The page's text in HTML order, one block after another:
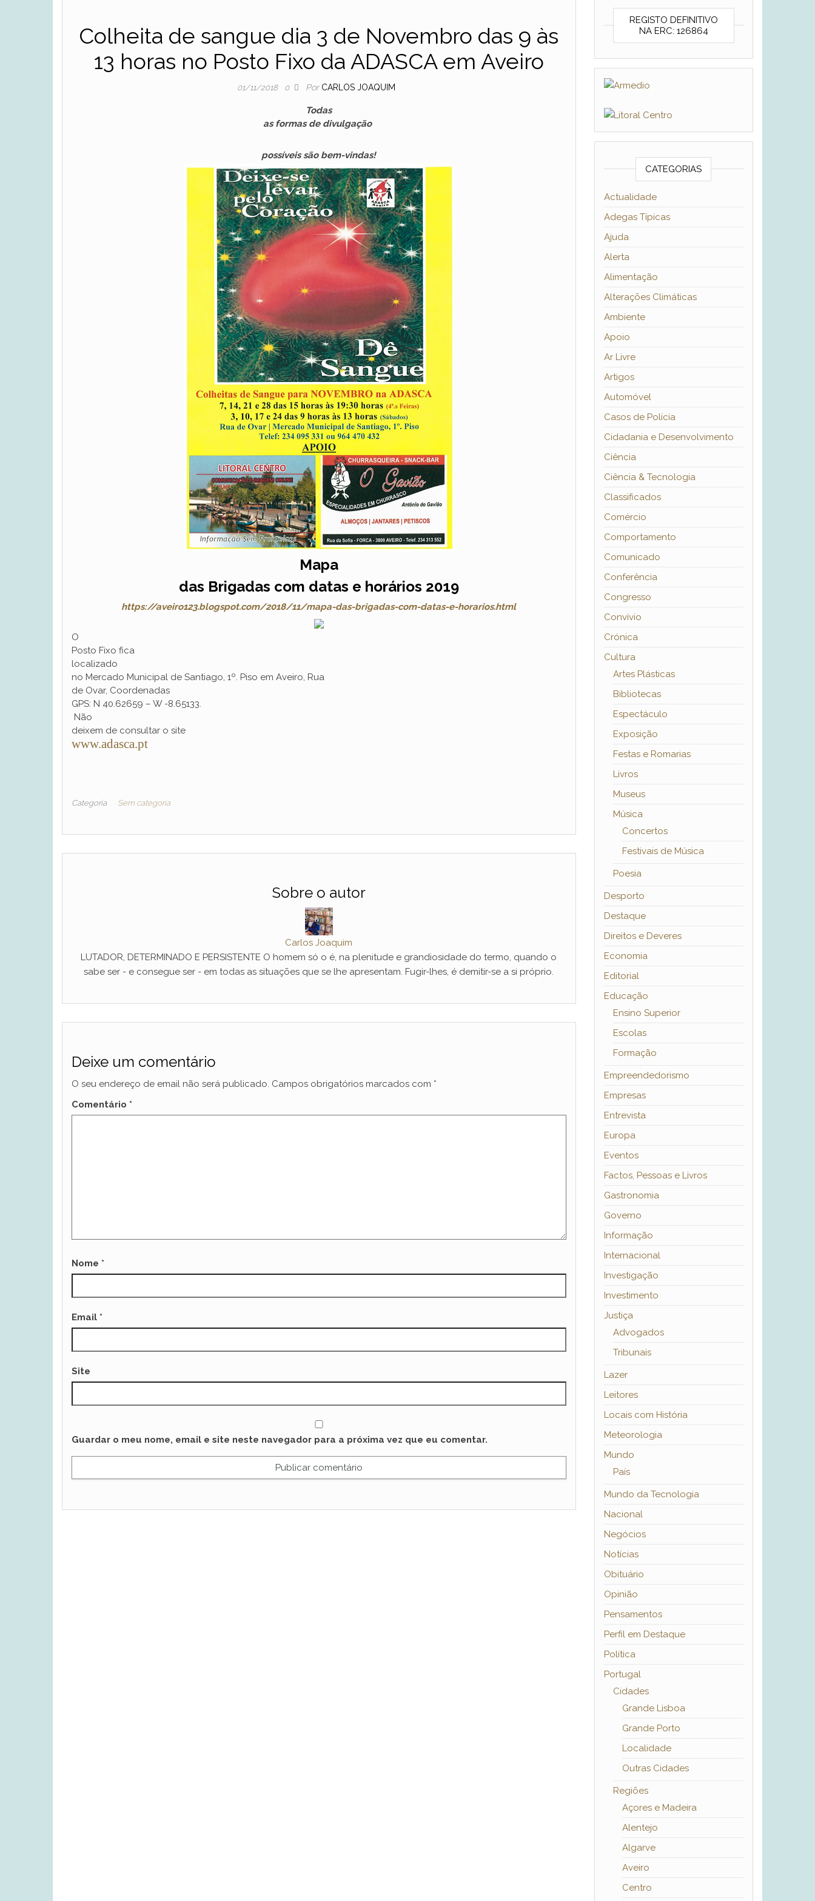
Colheita de sangue dia 3 de Novembro das 9 às
13 horas no Posto Fixo da ADASCA em Aveiro
01/11/2018 0 Por CARLOS JOAQUIM
Todas
as formas de divulgação
possíveis são bem-vindas!
Mapa
das Brigadas com datas e horários 2019
https://aveiro123.blogspot.com/2018/11/mapa-das-brigadas-com-datas-e-horarios.html
O
Posto Fixo fica
localizado
no Mercado Municipal de Santiago, 1º. Piso em Aveiro, Rua
de Ovar, Coordenadas
GPS: N 40.62659 – W -8.65133.
Não
deixem de consultar o site
www.adasca.pt
Categoria Sem categoria
Sobre o autor
Carlos Joaquim
LUTADOR, DETERMINADO E PERSISTENTE O homem só o é, na plenitude e grandiosidade do termo, quando o
sabe ser - e consegue ser - em todas as situações que se lhe apresentam. Fugir-lhes, é demitir-se a si próprio.
Deixe um comentário
O seu endereço de email não será publicado. Campos obrigatórios marcados com *
Comentário *
Nome *
Email *
Site
Guardar o meu nome, email e site neste navegador para a próxima vez que eu comentar.
REGISTO DEFINITIVO
NA ERC: 126864
CATEGORIAS
Actualidade
Adegas Típicas
Ajuda
Alerta
Alimentação
Alterações Climáticas
Ambiente
Apoio
Ar Livre
Artigos
Automóvel
Casos de Polícia
Cidadania e Desenvolvimento
Ciência
Ciência & Tecnologia
Classificados
Comércio
Comportamento
Comunicado
Conferência
Congresso
Convívio
Crónica
Cultura
Artes Plásticas
Bibliotecas
Espectáculo
Exposição
Festas e Romarias
Livros
Museus
Música
Concertos
Festivais de Música
Poesia
Desporto
Destaque
Direitos e Deveres
Economia
Editorial
Educação
Ensino Superior
Escolas
Formação
Empreendedorismo
Empresas
Entrevista
Europa
Eventos
Factos, Pessoas e Livros
Gastronomia
Governo
Informação
Internacional
Investigação
Investimento
Justiça
Advogados
Tribunais
Lazer
Leitores
Locais com História
Meteorologia
Mundo
País
Mundo da Tecnologia
Nacional
Negócios
Notícias
Obituário
Opinião
Pensamentos
Perfil em Destaque
Política
Portugal
Cidades
Grande Lisboa
Grande Porto
Localidade
Outras Cidades
Regiões
Açores e Madeira
Alentejo
Algarve
Aveiro
Centro